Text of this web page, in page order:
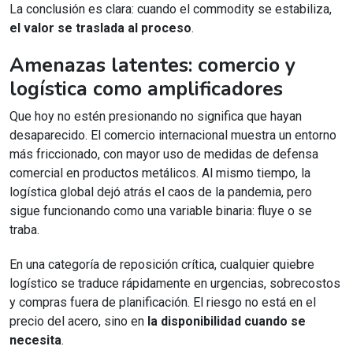
La conclusión es clara: cuando el commodity se estabiliza,
el valor se traslada al proceso.
Amenazas latentes: comercio y
logística como amplificadores
Que hoy no estén presionando no significa que hayan
desaparecido. El comercio internacional muestra un entorno
más friccionado, con mayor uso de medidas de defensa
comercial en productos metálicos. Al mismo tiempo, la
logística global dejó atrás el caos de la pandemia, pero
sigue funcionando como una variable binaria: fluye o se
traba.
En una categoría de reposición crítica, cualquier quiebre
logístico se traduce rápidamente en urgencias, sobrecostos
y compras fuera de planificación. El riesgo no está en el
precio del acero, sino en la disponibilidad cuando se
necesita.